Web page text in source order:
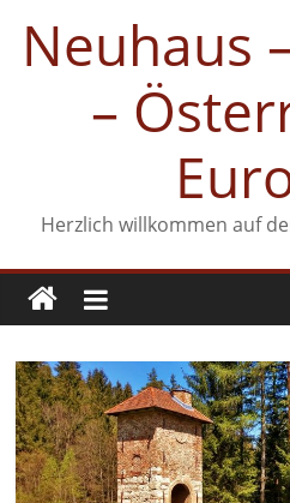
Inhalt
springen
Neuhaus
–
Herzlich willkommen auf